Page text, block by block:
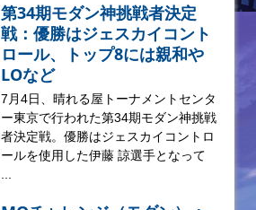
第34期モダン神挑戦者決定
戦：優勝はジェスカイコント
ロール、トップ8には親和や
LOなど
7月4日、晴れる屋トーナメントセンタ
ー東京で行われた第34期モダン神挑戦
者決定戦。優勝はジェスカイコントロ
ールを使用した伊藤 諒選手となって